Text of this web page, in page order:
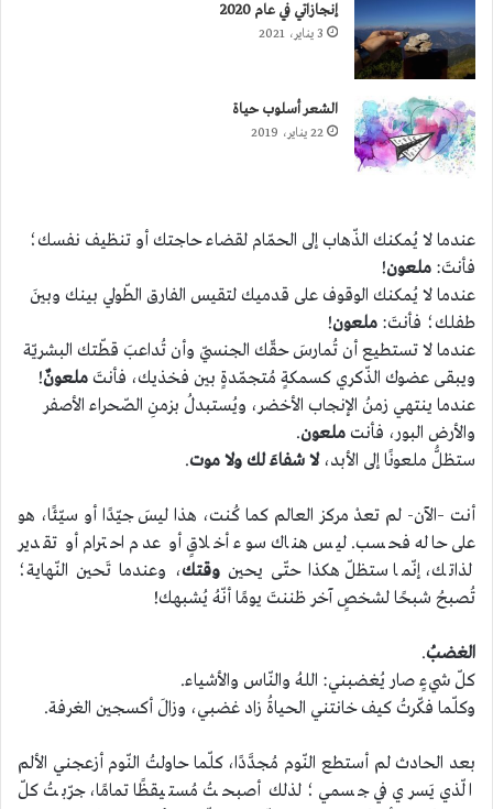
إنجازاتي في عام 2020
3 يناير، 2021
الشعر أسلوب حياة
22 يناير، 2019
عندما لا يُمكنك الذّهاب إلى الحمّام لقضاء حاجتك أو تنظيف نفسك؛
فأنتَ: ملعون!
عندما لا يُمكنك الوقوف على قدميك لتقيس الفارق الطّولي بينك وبينَ
طفلك؛ فأنتَ: ملعون!
عندما لا تستطيع أن تُمارسَ حقّك الجنسيّ وأن تُداعبَ قطّتك البشريّة
ويبقى عضوك الذّكري كسمكةٍ مُتجمّدةٍ بين فخذيك، فأنتَ ملعونٌ!
عندما ينتهي زمنُ الإنجاب الأخضر، ويُستبدلُ بزمنِ الصّحراء الأصفر
والأرض البور، فأنت ملعون.
ستظلُّ ملعونًا إلى الأبد،لا شفاءَ لك ولا موت.
أنت –الآن- لم تعدْ مركز العالم كما كُنت، هذا ليسَ جيّدًا أو سيّئًا، هو
على حاله فحسب. ليس هناك سوء أخلاقٍ أو عدم احترام أو تقدير
لذاتك، إنّما ستظلّ هكذا حتّى يحينوقتك، وعندما تَحين النّهاية؛
تُصبحُ شبحًا لشخصٍ آخر ظننتَ يومًا أنّهُ يُشبهك!
الغضبُ.
كلّ شيءٍ صار يُغضبني: اللهُ والنّاس والأشياء.
وكلّما فكّرتُ كيف خانتني الحياةُ زاد غضبي، وزالَ أكسجين الغرفة.
بعد الحادث لم أستطع النّوم مُجدَّدًا، كلّما حاولتُ النّوم أزعجني الألم
الّذي يَسري في جسمي؛ لذلك أصبحتُ مُستيقظًا تمامًا، جرّبتُ كلّ